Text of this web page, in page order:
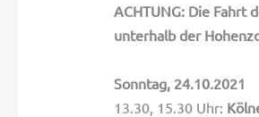
ACHTUNG: Die Fahrt
unterhalb der
Sonntag, 24.10.2021
13.30, 15.30 Uhr: